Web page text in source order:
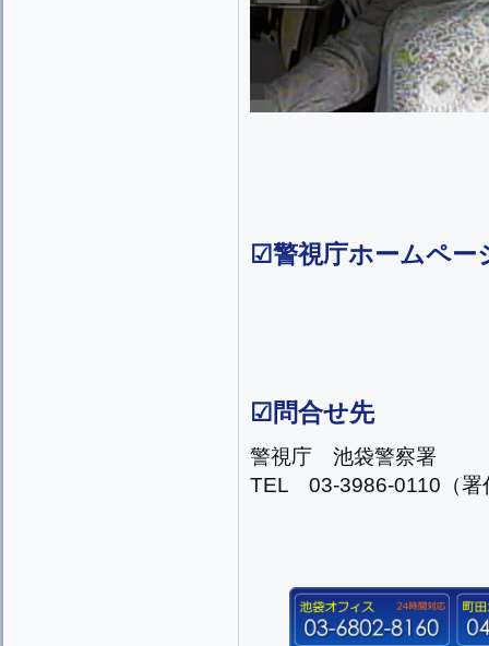
☑警視庁ホームペー
☑問合せ先
警視庁 池袋警察署
TEL 03-3986-0110（署